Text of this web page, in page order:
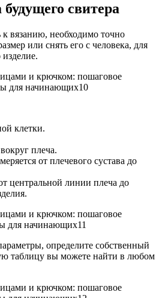
свитера
вязанию, необходимо точно
или снять его с человека, для
изделие.
клетки.
плеча.
от плечевого сустава до
центральной линии плеча до
определите собственный
таблицу вы можете найти в любом